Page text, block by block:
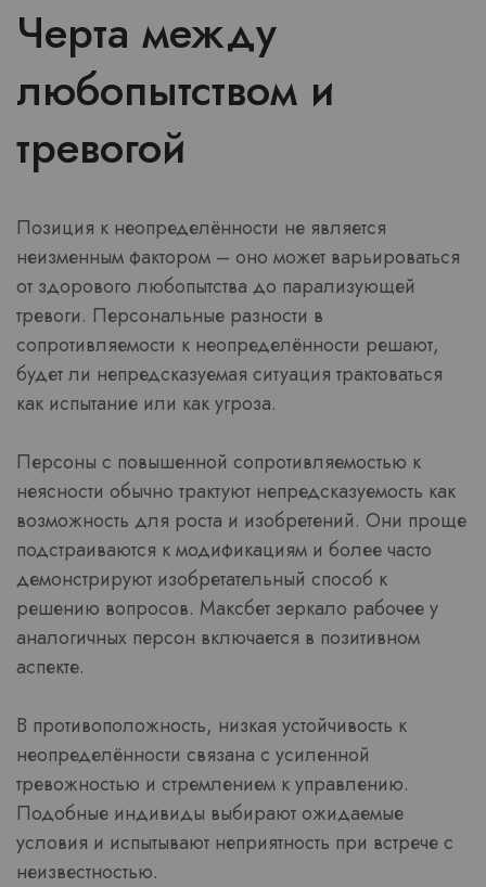
Черта между
любопытством и
тревогой
Позиция к неопределённости не является
неизменным фактором – оно может варьироваться
от здорового любопытства до парализующей
тревоги. Персональные разности в
сопротивляемости к неопределённости решают,
будет ли непредсказуемая ситуация трактоваться
как испытание или как угроза.
Персоны с повышенной сопротивляемостью к
неясности обычно трактуют непредсказуемость как
возможность для роста и изобретений. Они проще
подстраиваются к модификациям и более часто
демонстрируют изобретательный способ к
решению вопросов. Максбет зеркало рабочее у
аналогичных персон включается в позитивном
аспекте.
В противоположность, низкая устойчивость к
неопределённости связана с усиленной
тревожностью и стремлением к управлению.
Подобные индивиды выбирают ожидаемые
условия и испытывают неприятность при встрече с
неизвестностью.